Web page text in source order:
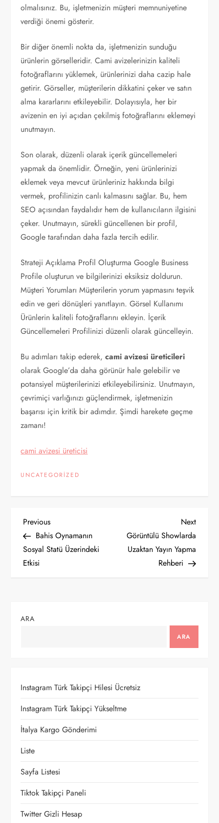
olmalısınız. Bu, işletmenizin müşteri memnuniyetine
verdiği önemi gösterir.
Bir diğer önemli nokta da, işletmenizin sunduğu
ürünlerin görselleridir. Cami avizelerinizin kaliteli
fotoğraflarını yüklemek, ürünlerinizi daha cazip hale
getirir. Görseller, müşterilerin dikkatini çeker ve satın
alma kararlarını etkileyebilir. Dolayısıyla, her bir
avizenin en iyi açıdan çekilmiş fotoğraflarını eklemeyi
unutmayın.
Son olarak, düzenli olarak içerik güncellemeleri
yapmak da önemlidir. Örneğin, yeni ürünlerinizi
eklemek veya mevcut ürünleriniz hakkında bilgi
vermek, profilinizin canlı kalmasını sağlar. Bu, hem
SEO açısından faydalıdır hem de kullanıcıların ilgisini
çeker. Unutmayın, sürekli güncellenen bir profil,
Google tarafından daha fazla tercih edilir.
Strateji Açıklama Profil Oluşturma Google Business
Profile oluşturun ve bilgilerinizi eksiksiz doldurun.
Müşteri Yorumları Müşterilerin yorum yapmasını teşvik
edin ve geri dönüşleri yanıtlayın. Görsel Kullanımı
Ürünlerin kaliteli fotoğraflarını ekleyin. İçerik
Güncellemeleri Profilinizi düzenli olarak güncelleyin.
Bu adımları takip ederek,cami avizesi üreticileri
olarak Google’da daha görünür hale gelebilir ve
potansiyel müşterilerinizi etkileyebilirsiniz. Unutmayın,
çevrimiçi varlığınızı güçlendirmek, işletmenizin
başarısı için kritik bir adımdır. Şimdi harekete geçme
zamanı!
cami avizesi üreticisi
UNCATEGORIZED
Y
a
z
g
i
n
m
e
s
i
Previous
Post
Previous
Bahis Oynamanın
Sosyal Statü Üzerindeki
Etkisi
Next
Post
Next
Görüntülü Showlarda
Uzaktan Yayın Yapma
Rehberi
ARA
ARA
Instagram Türk Takipçi Hilesi Ücretsiz
Instagram Türk Takipçi Yükseltme
İtalya Kargo Gönderimi
Liste
Sayfa Listesi
Tiktok Takipçi Paneli
Twitter Gizli Hesap